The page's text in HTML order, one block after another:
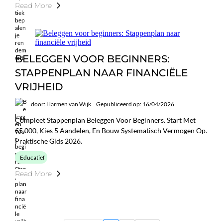
Read More
BELEGGEN VOOR BEGINNERS:
STAPPENPLAN NAAR FINANCIËLE
VRIJHEID
door: Harmen van Wijk Gepubliceerd op: 16/04/2026
Compleet Stappenplan Beleggen Voor Beginners. Start Met
€5.000, Kies 5 Aandelen, En Bouw Systematisch Vermogen Op.
Praktische Gids 2026.
Educatief
Read More